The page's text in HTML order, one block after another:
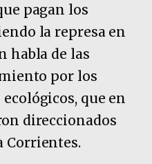
pagan los
la represa en
habla de las
por los
que en
direccionados
Corrientes.